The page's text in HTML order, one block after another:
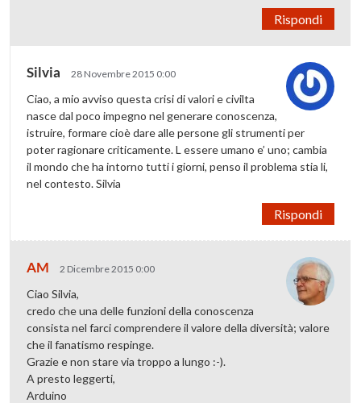
Rispondi
Silvia 28 Novembre 2015 0:00
Ciao, a mio avviso questa crisi di valori e civilta
nasce dal poco impegno nel generare conoscenza,
istruire, formare cioè dare alle persone gli strumenti per
poter ragionare criticamente. L essere umano e’ uno; cambia
il mondo che ha intorno tutti i giorni, penso il problema stia li,
nel contesto. Silvia
Rispondi
AM 2 Dicembre 2015 0:00
Ciao Silvia,
credo che una delle funzioni della conoscenza
consista nel farci comprendere il valore della diversità; valore
che il fanatismo respinge.
Grazie e non stare via troppo a lungo :-).
A presto leggerti,
Arduino